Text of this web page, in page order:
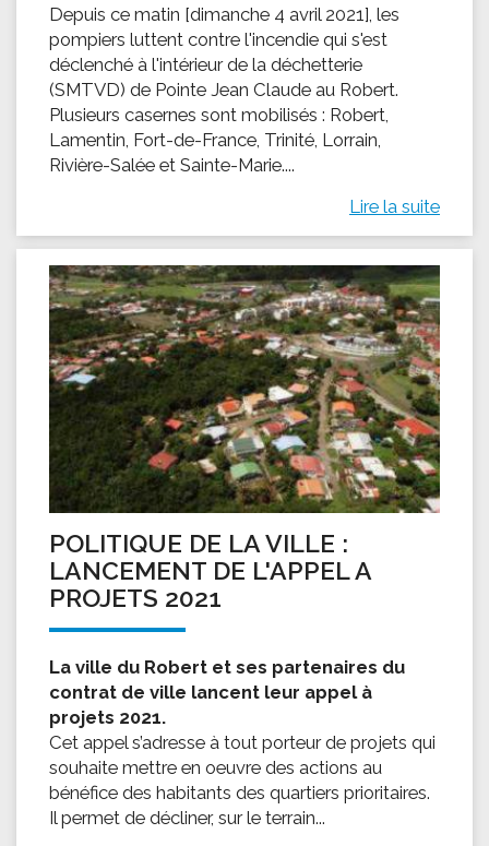
Depuis ce matin [dimanche 4 avril 2021], les
pompiers luttent contre l'incendie qui s'est
déclenché à l'intérieur de la déchetterie
(SMTVD) de Pointe Jean Claude au Robert.
Plusieurs casernes sont mobilisés : Robert,
Lamentin, Fort-de-France, Trinité, Lorrain,
Rivière-Salée et Sainte-Marie....
Lire la suite
POLITIQUE DE LA VILLE :
LANCEMENT DE L'APPEL A
PROJETS 2021
La ville du Robert et ses partenaires du
contrat de ville lancent leur appel à
projets 2021.
Cet appel s’adresse à tout porteur de projets qui
souhaite mettre en oeuvre des actions au
bénéfice des habitants des quartiers prioritaires.
Il permet de décliner, sur le terrain...